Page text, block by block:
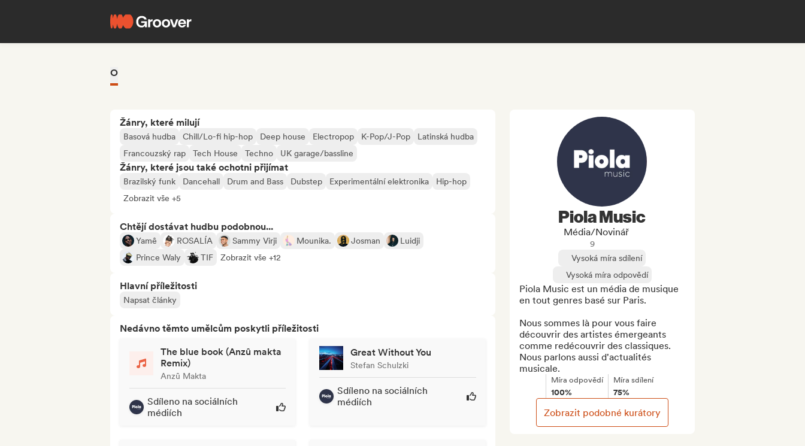
O
Žánry, které milují
Basová hudba Chill/Lo-fi hip-hop Deep house Electropop K-Pop/J-Pop
Latinská hudba
Francouzský rap
Tech House Techno UK garage/bassline
Žánry, které jsou také ochotni přijímat
Brazilský funk Dancehall Drum and Bass Dubstep Experimentální elektronika
Hip-hop
Zobrazit vše +5
Chtějí dostávat hudbu podobnou...
Yamê ROSALÍA Sammy Virji Mounika. Josman
Luidji
Prince Waly
TIF Zobrazit vše +12
Hlavní příležitosti
Napsat články
Nedávno těmto umělcům poskytli příležitosti
The blue book (Anzû makta
Remix)
Anzû Makta
Sdíleno na sociálních
médiích
Great Without You
Stefan Schulzki
Sdíleno na sociálních
médiích
Piola Music
Média/novinář
9
Vysoká míra sdílení
Vysoká míra odpovědí
Piola Music est un média de musique
en tout genres basé sur Paris.
Nous sommes là pour vous faire
découvrir des artistes émergeants
comme redécouvrir des classiques.
Nous parlons aussi d'actualités
musicale.
Míra odpovědí
100%
Míra sdílení
75%
Zobrazit podobné kurátory